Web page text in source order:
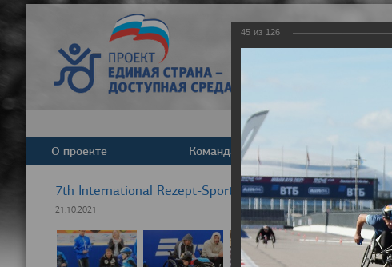
О проекте Команда Новости
7th International Rezept-Sport Wheelchair Half Marathon
21.10.2021
45 из 126